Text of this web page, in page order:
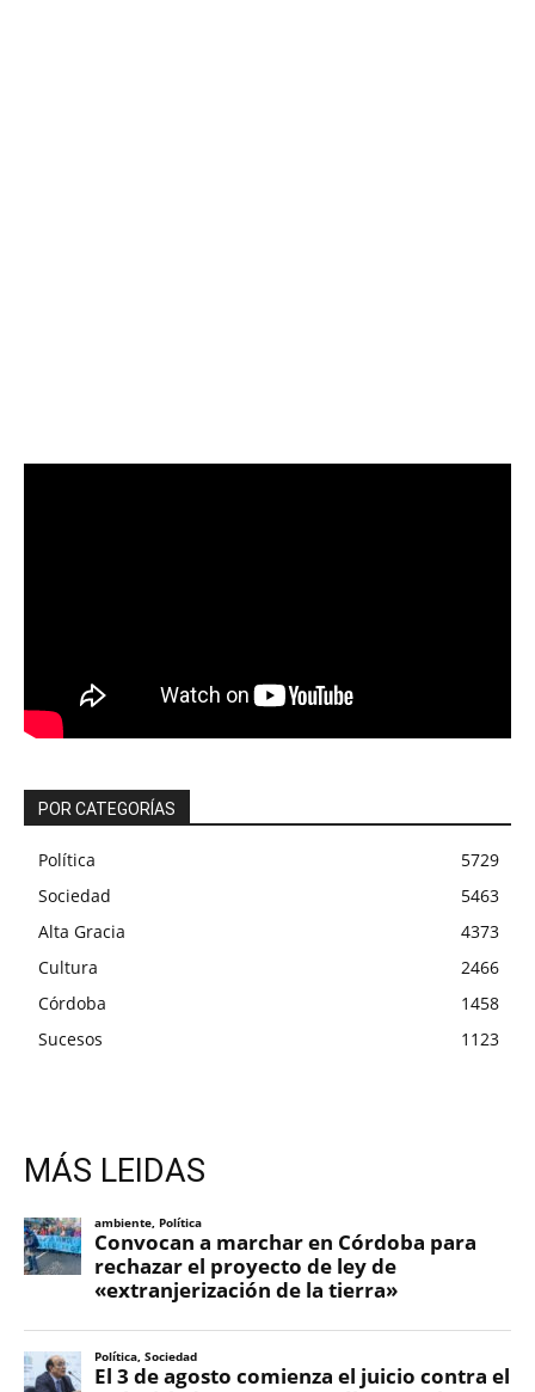
POR CATEGORÍAS
Política
5729
Sociedad
5463
Alta Gracia
4373
Cultura
2466
Córdoba
1458
Sucesos
1123
MÁS LEIDAS